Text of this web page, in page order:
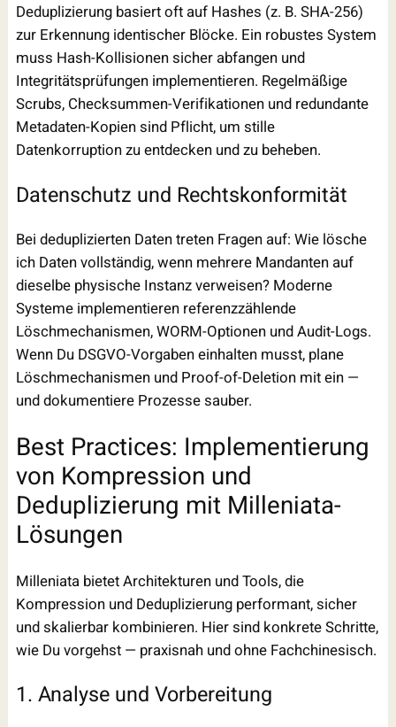
Deduplizierung basiert oft auf Hashes (z. B. SHA-256)
zur Erkennung identischer Blöcke. Ein robustes System
muss Hash-Kollisionen sicher abfangen und
Integritätsprüfungen implementieren. Regelmäßige
Scrubs, Checksummen-Verifikationen und redundante
Metadaten-Kopien sind Pflicht, um stille
Datenkorruption zu entdecken und zu beheben.
Datenschutz und Rechtskonformität
Bei deduplizierten Daten treten Fragen auf: Wie lösche
ich Daten vollständig, wenn mehrere Mandanten auf
dieselbe physische Instanz verweisen? Moderne
Systeme implementieren referenzzählende
Löschmechanismen, WORM-Optionen und Audit-Logs.
Wenn Du DSGVO-Vorgaben einhalten musst, plane
Löschmechanismen und Proof-of-Deletion mit ein —
und dokumentiere Prozesse sauber.
Best Practices: Implementierung
von Kompression und
Deduplizierung mit Milleniata-
Lösungen
Milleniata bietet Architekturen und Tools, die
Kompression und Deduplizierung performant, sicher
und skalierbar kombinieren. Hier sind konkrete Schritte,
wie Du vorgehst — praxisnah und ohne Fachchinesisch.
1. Analyse und Vorbereitung